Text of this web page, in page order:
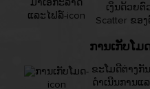
ເງິນດ້ວຍຕົ
Scatter ຂອ
ການເກັບໂມ
ຂະໂມດີຕ່າງກັ
ດຳເນີນການແ